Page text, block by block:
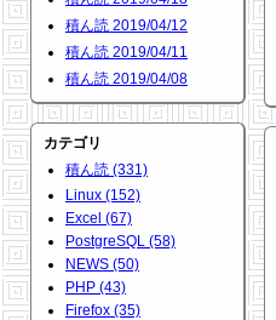
積ん読 2019/04/12
積ん読 2019/04/11
積ん読 2019/04/08
カテゴリ
積ん読 (331)
Linux (152)
Excel (67)
PostgreSQL (58)
NEWS (50)
PHP (43)
Firefox (35)